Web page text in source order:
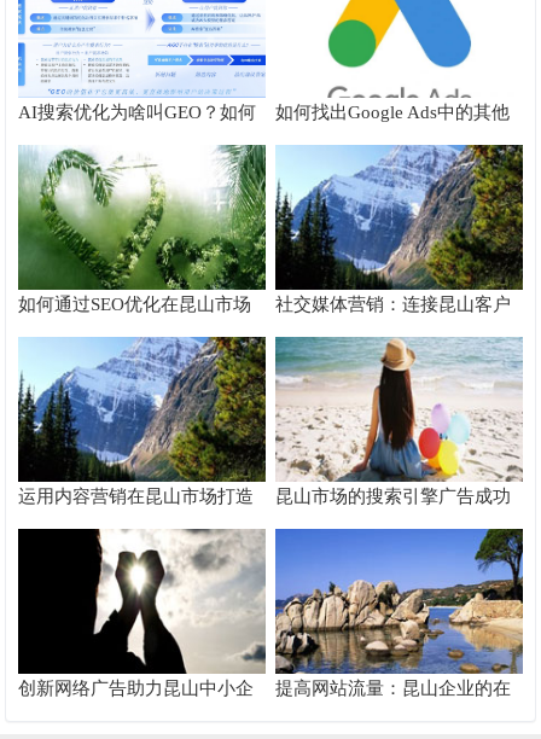
AI搜索优化为啥叫GEO？如何
在AI搜索中获得排名？
如何找出Google Ads中的其他
搜索字词
如何通过SEO优化在昆山市场
脱颖而出
社交媒体营销：连接昆山客户
的桥梁
运用内容营销在昆山市场打造
品牌影响力
昆山市场的搜索引擎广告成功
案例分析
创新网络广告助力昆山中小企
提高网站流量：昆山企业的在